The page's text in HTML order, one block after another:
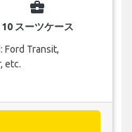
business_center
10 スーツケース
Ford Transit,
etc.